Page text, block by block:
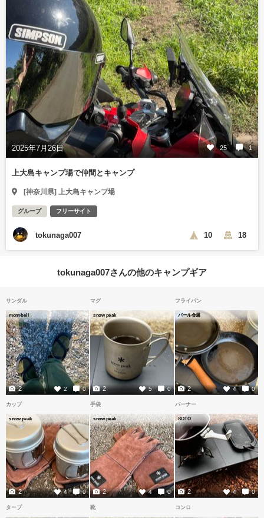
2025年7月26日 25 1
上大島キャンプ場で仲間とキャンプ
[神奈川県] 上大島キャンプ場
グループ フリーサイト
tokunaga007 10 18
tokunaga007さんの他のキャンプギア
サンダル
mont-bell
2 0
2
マグ
snow peak
5 0
2
フライパン
パール金属
4 0
2
カップ
snow peak
4 0
2
手袋
snow peak
4 0
2
バーナー
SOTO
4 0
2
タープ 靴 コンロ